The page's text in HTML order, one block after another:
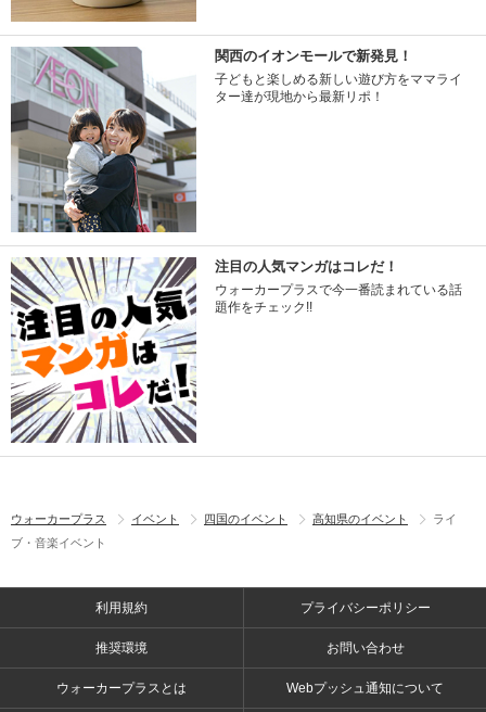
関西のイオンモールで新発見！
子どもと楽しめる新しい遊び方をママライ
ター達が現地から最新リポ！
注目の人気マンガはコレだ！
ウォーカープラスで今一番読まれている話
題作をチェック!!
ウォーカープラス イベント 四国のイベント 高知県のイベント
ライ
ブ・音楽イベント
利用規約 プライバシーポリシー
推奨環境 お問い合わせ
ウォーカープラスとは Webプッシュ通知について